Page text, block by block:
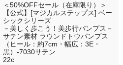
＜50%OFFセール（在庫限り）＞
【公式】[マジカルステップス] ベー
シックシリーズ
－美しく歩こう！美歩行パンプス－
サテン素材 ラウンドトウパンプス
（ヒール：約7cm・幅広：3E・
黒）-7030サテン
22c